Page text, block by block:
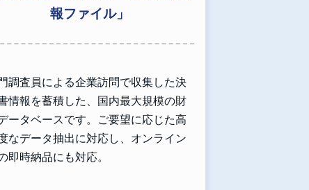
報ファイル」
調査員による企業訪問で収集した決
情報を蓄積した、国内最大規模の財
ータベースです。ご要望に応じた高
なデータ抽出に対応し、オンライン
即時納品にも対応。